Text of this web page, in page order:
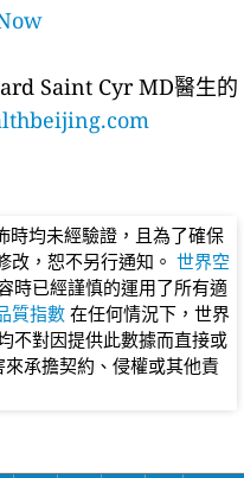
Saint Cyr MD醫生的
時均未經驗證，且為了確保
改，恕不另行通知。 世界空
時已經謹慎的運用了所有適
質指數 在任何情況下，世界
不對因提供此數據而直接或
承擔契約、侵權或其他責